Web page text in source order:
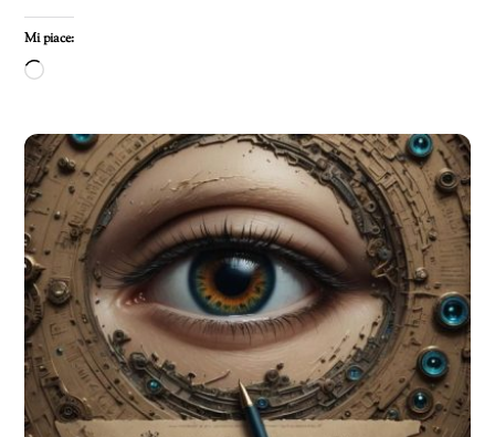
Mi piace:
Caricamento
corso…